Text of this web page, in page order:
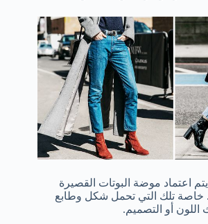
اعتماد موضة البوتات القصيرة
ضمن بوتات شتاء 2023. خاصة تلك التي تحمل شكل وطابع
اللون أو التصميم.